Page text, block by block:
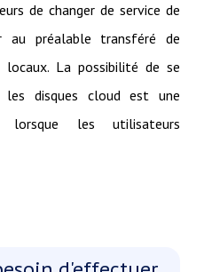
de changer de service de
au préalable transféré de
locaux. La possibilité de se
les disques cloud est une
lorsque les utilisateurs